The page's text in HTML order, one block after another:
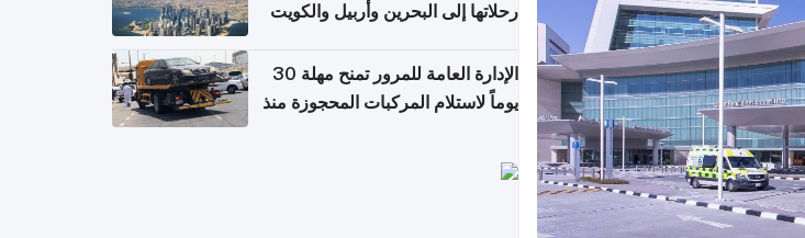
رحلاتها إلى البحرين وأربيل والكويت
الإدارة العامة للمرور تمنح مهلة 30
يوماً لاستلام المركبات المحجوزة منذ